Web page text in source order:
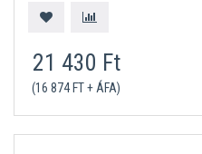
21 430 Ft
(16 874 FT + ÁFA)